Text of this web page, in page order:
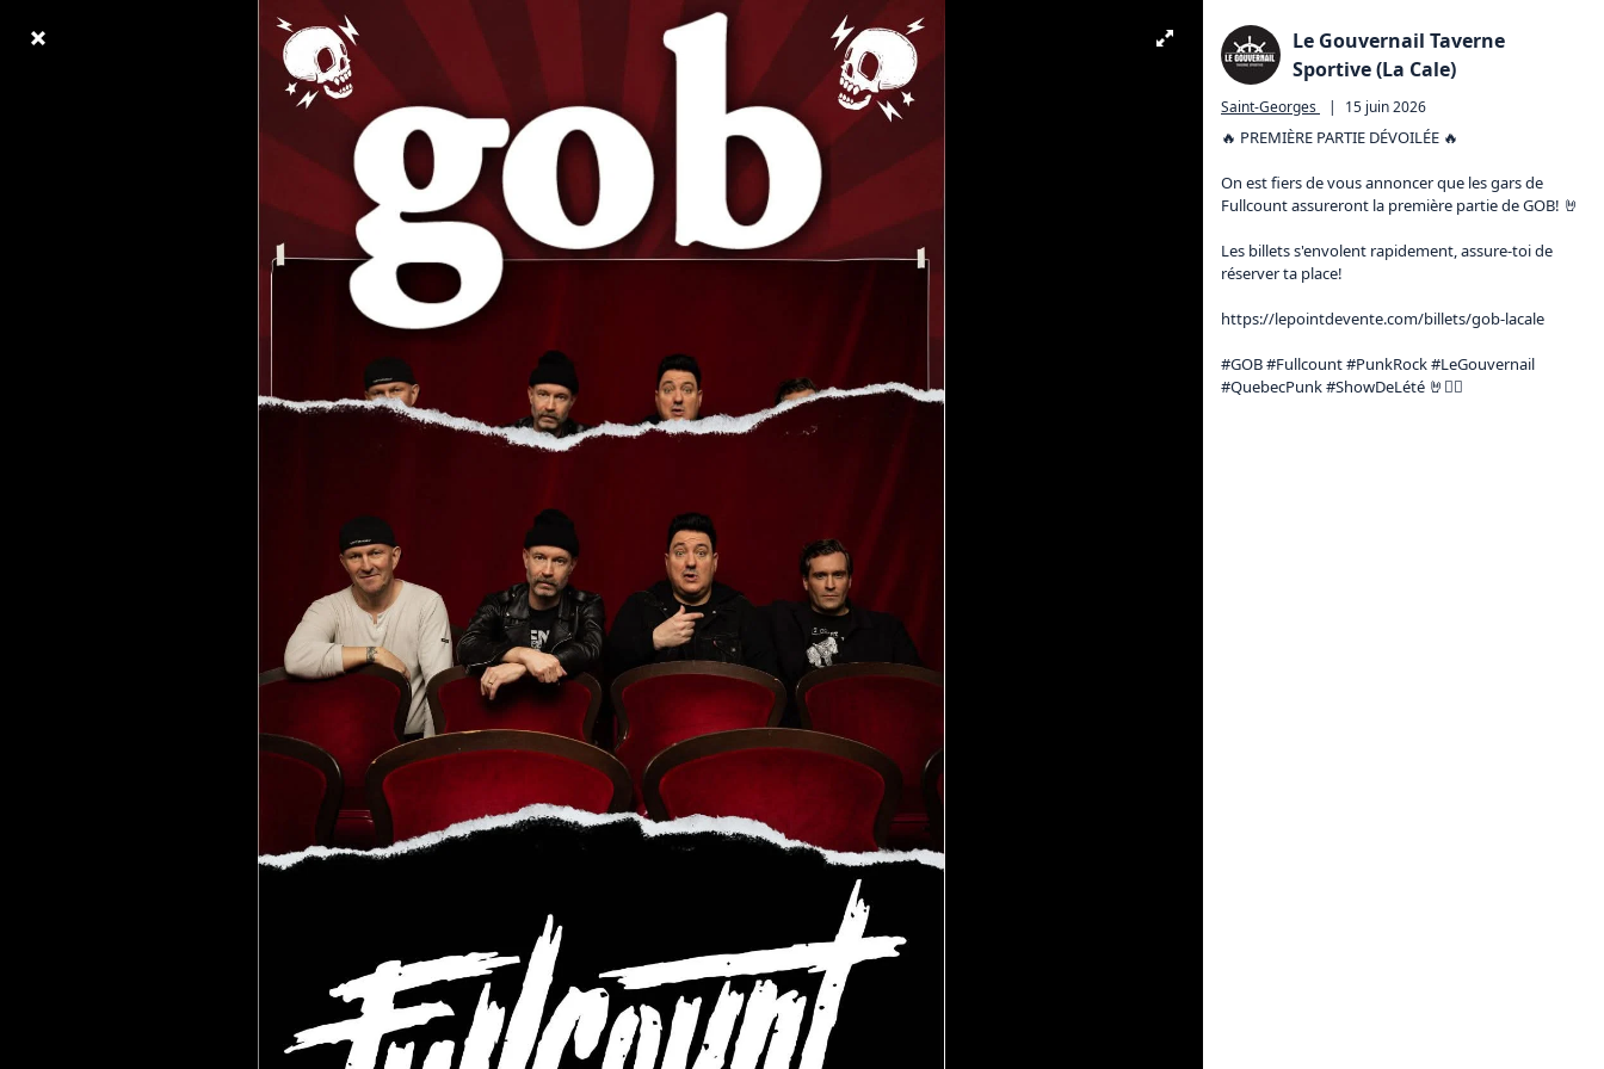
Le Gouvernail Taverne
Sportive (La Cale)
Saint-Georges | 15 juin 2026
🔥 PREMIÈRE PARTIE DÉVOILÉE 🔥
On est fiers de vous annoncer que les gars de
Fullcount assureront la première partie de GOB! 🤘
Les billets s'envolent rapidement, assure-toi de
réserver ta place!
https://lepointdevente.com/billets/gob-lacale
#GOB #Fullcount #PunkRock #LeGouvernail
#QuebecPunk #ShowDeLété 🤘🏴‍☠️